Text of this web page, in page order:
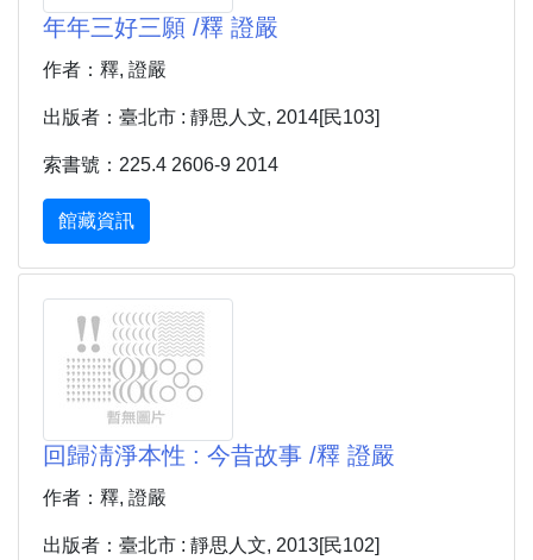
年年三好三願 /釋 證嚴
作者：釋, 證嚴
出版者：臺北市 : 靜思人文, 2014[民103]
索書號：225.4 2606-9 2014
館藏資訊
回歸淸淨本性 : 今昔故事 /釋 證嚴
作者：釋, 證嚴
出版者：臺北市 : 靜思人文, 2013[民102]